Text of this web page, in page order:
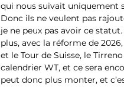
qui nous suivait uniquement
Donc ils ne veulent pas
je ne peux pas avoir ce
plus, avec la réforme de
et le Tour de Suisse, le
calendrier WT, et ce sera
peut donc plus monter, et